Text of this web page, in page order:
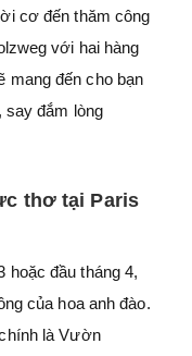
cơ đến thăm công
với hai hàng
mang đến cho bạn
say đắm lòng
thơ tại Paris
hoặc đầu tháng 4,
của hoa anh đào.
là Vườn